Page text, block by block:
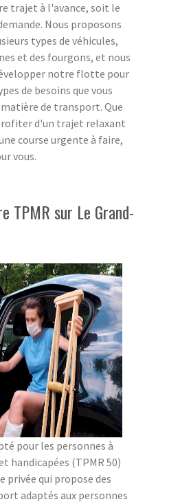
trajet à l'avance, soit le
Nous proposons
types de véhicules,
et des fourgons, et nous
notre flotte pour
de besoins que vous
de transport. Que
d'un trajet relaxant
course urgente à faire,
vous.
TPMR sur Le Grand-
pour les personnes à
handicapées (TPMR 50)
privée qui propose des
adaptés aux personnes